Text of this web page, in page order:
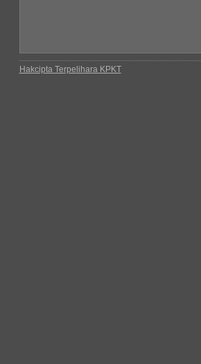
Hakcipta Terpelihara KPKT